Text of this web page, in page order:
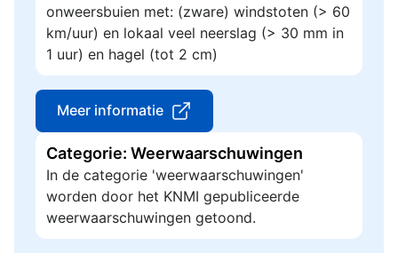
onweersbuien met: (zware) windstoten (> 60
km/uur) en lokaal veel neerslag (> 30 mm in
1 uur) en hagel (tot 2 cm)
Meer informatie
Categorie: Weerwaarschuwingen
In de categorie 'weerwaarschuwingen'
worden door het KNMI gepubliceerde
weerwaarschuwingen getoond.